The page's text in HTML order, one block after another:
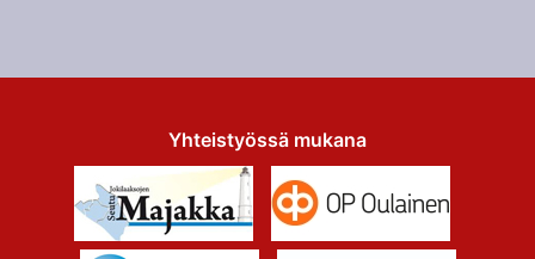
Yhteistyössä mukana